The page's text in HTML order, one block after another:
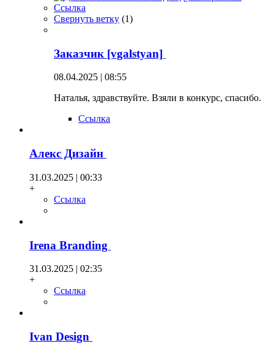
Ссылка
Свернуть ветку (1)
Заказчик [vgalstyan]
08.04.2025 | 08:55
Наталья, здравствуйте. Взяли в конкурс, спасибо.
Ссылка
Алекс Дизайн
31.03.2025 | 00:33
+
Ссылка
Irena Branding
31.03.2025 | 02:35
+
Ссылка
Ivan Design